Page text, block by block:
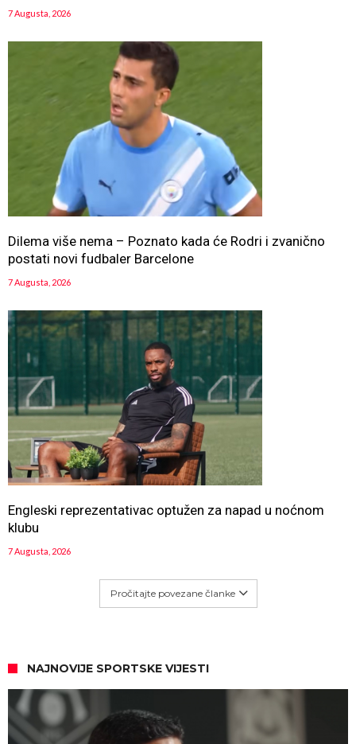
7 Augusta, 2026
Dilema više nema – Poznato kada će Rodri i zvanično
postati novi fudbaler Barcelone
7 Augusta, 2026
Engleski reprezentativac optužen za napad u noćnom
klubu
7 Augusta, 2026
Pročitajte povezane članke
NAJNOVIJE SPORTSKE VIJESTI